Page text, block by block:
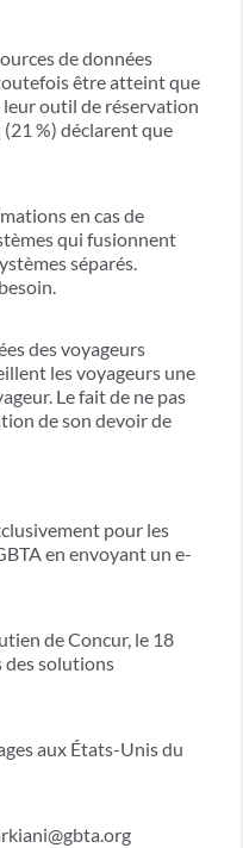
de données
être atteint que
leur outil de réservation
%) déclarent que
en cas de
qui fusionnent
séparés.
des voyageurs
les voyageurs une
Le fait de ne pas
de son devoir de
pour les
en envoyant un e-
de Concur, le 18
des solutions
aux États-Unis du